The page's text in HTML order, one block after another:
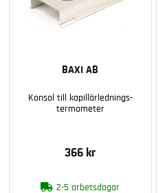
BAXI AB
Konsol till kapillärlednings-
termometer
366 kr
2-5 arbetsdagar